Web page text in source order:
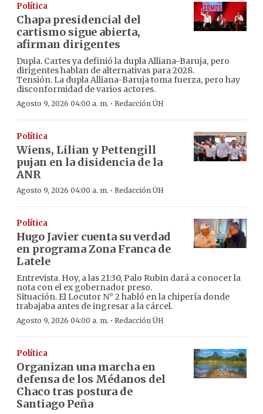
Política
Chapa presidencial del
cartismo sigue abierta,
afirman dirigentes
Dupla. Cartes ya definió la dupla Alliana-Baruja, pero
dirigentes hablan de alternativas para 2028.
Tensión. La dupla Alliana-Baruja toma fuerza, pero hay
disconformidad de varios actores.
Agosto 9, 2026 04:00 a. m. · Redacción ÚH
Política
Wiens, Lilian y Pettengill
pujan en la disidencia de la
ANR
Agosto 9, 2026 04:00 a. m. · Redacción ÚH
Política
Hugo Javier cuenta su verdad
en programa Zona Franca de
Latele
Entrevista. Hoy, a las 21:30, Palo Rubin dará a conocer la
nota con el ex gobernador preso.
Situación. El Locutor N° 2 habló en la chipería donde
trabajaba antes de ingresar a la cárcel.
Agosto 9, 2026 04:00 a. m. · Redacción ÚH
Política
Organizan una marcha en
defensa de los Médanos del
Chaco tras postura de
Santiago Peña